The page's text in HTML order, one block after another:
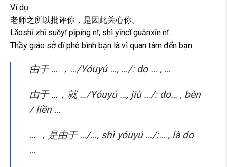
Ví dụ:
老师之所以批评你，是因此关心你。
Lǎoshī zhī suǒyǐ pīpíng nǐ, shì yīncǐ guānxīn nǐ.
Thầy giáo sở dĩ phê bình bạn là vì quan tâm đến bạn.
由于 … ，…/Yóuyú …, …/: do … , …
由于 …，就 …/Yóuyú …, jiù …/: do… , bèn
/ liền …
… ，是由于 …/…, shì yóuyú …/:… , là do
…